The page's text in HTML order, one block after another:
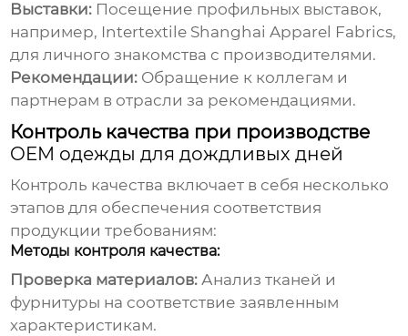
Выставки: Посещение профильных выставок,
например, Intertextile Shanghai Apparel Fabrics,
для личного знакомства с производителями.
Рекомендации: Обращение к коллегам и
партнерам в отрасли за рекомендациями.
Контроль качества при производстве
OEM одежды для дождливых дней
Контроль качества включает в себя несколько
этапов для обеспечения соответствия
продукции требованиям:
Методы контроля качества:
Проверка материалов: Анализ тканей и
фурнитуры на соответствие заявленным
характеристикам.